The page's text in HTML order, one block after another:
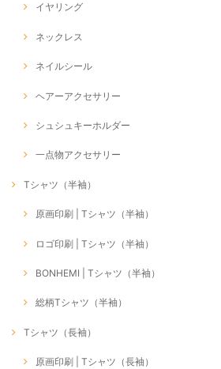
イヤリング
ネックレス
ネイルシール
ヘアーアクセサリー
シュシュキーホルダー
一点物アクセサリー
Tシャツ（半袖）
原画印刷 | Tシャツ（半袖）
ロゴ印刷 | Tシャツ（半袖）
BONHEMI | Tシャツ（半袖）
総柄Tシャツ（半袖）
Tシャツ（長袖）
原画印刷 | Tシャツ（長袖）